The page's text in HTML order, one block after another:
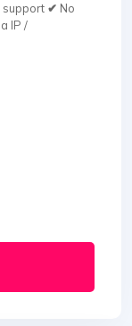
support ✔ No
IP /